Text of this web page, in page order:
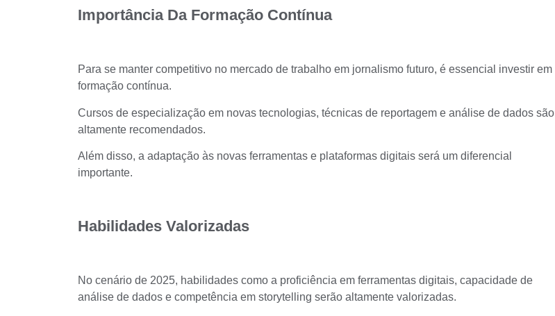
Importância Da Formação Contínua
Para se manter competitivo no mercado de trabalho em jornalismo futuro, é essencial investir em
formação contínua.
Cursos de especialização em novas tecnologias, técnicas de reportagem e análise de dados são
altamente recomendados.
Além disso, a adaptação às novas ferramentas e plataformas digitais será um diferencial
importante.
Habilidades Valorizadas
No cenário de 2025, habilidades como a proficiência em ferramentas digitais, capacidade de
análise de dados e competência em storytelling serão altamente valorizadas.